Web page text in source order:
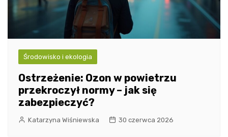
Środowisko i ekologia
Ostrzeżenie: Ozon w powietrzu
przekroczył normy – jak się
zabezpieczyć?
Katarzyna Wiśniewska 30 czerwca 2026